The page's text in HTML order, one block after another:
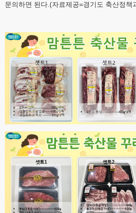
문의하면 된다.(자료제공=경기도 축산정책